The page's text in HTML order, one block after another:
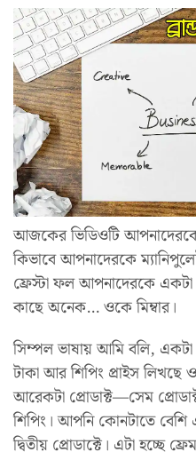
আজকের ভিডিওটি
কিভাবে আপনাদেরকে
ফ্রেস্টা ফল আপনাদেরকে
কাছে অনেক… ওকে মিম্বার।
সিম্পল ভাষায় আমি বলি, একটা
টাকা আর শিপিং প্রাইস লিখছে
আরেকটা প্রোডাক্ট—সেম
শিপিং। আপনি কোনটাতে
দ্বিতীয় প্রোডাক্টে। এটা হচ্ছে